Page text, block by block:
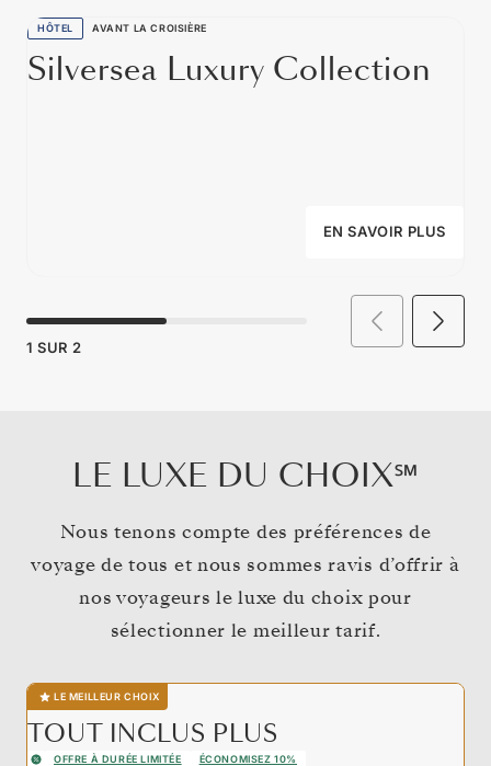
HÔTEL AVANT LA CROISIÈRE
Silversea Luxury Collection
EN SAVOIR PLUS
1 SUR 2
LE LUXE DU CHOIX℠
Nous tenons compte des préférences de
voyage de tous et nous sommes ravis d’offrir à
nos voyageurs le luxe du choix pour
sélectionner le meilleur tarif.
LE MEILLEUR CHOIX
TOUT INCLUS PLUS
OFFRE À DURÉE LIMITÉE ÉCONOMISEZ 10%